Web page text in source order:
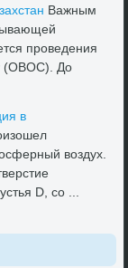
Важным
проведения
(ОВОС). До
в
вοздух.
D, со ...